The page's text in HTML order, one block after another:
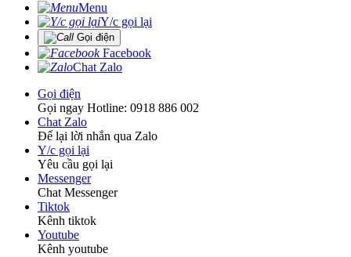
Menu
Y/c gọi lại
Gọi điện
Facebook
Chat Zalo
Gọi điện
Gọi ngay Hotline: 0918 886 002
Chat Zalo
Để lại lời nhắn qua Zalo
Y/c gọi lại
Yêu cầu gọi lại
Messenger
Chat Messenger
Tiktok
Kênh tiktok
Youtube
Kênh youtube